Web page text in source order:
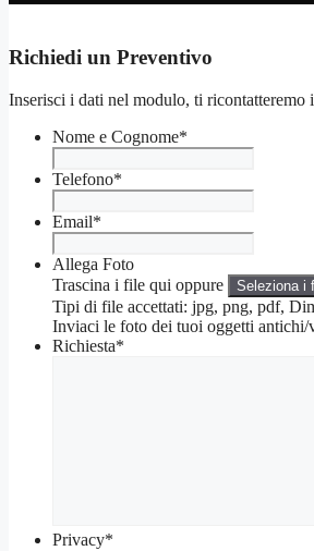
Richiedi un Preventivo
Inserisci i dati nel modulo, ti ricontatteremo
Nome e Cognome*
Telefono*
Email*
Allega Foto
Trascina i file qui oppure
Seleziona i
Tipi di file accettati: jpg, png, pdf,
Inviaci le foto dei tuoi oggetti antichi/
Richiesta*
Privacy*